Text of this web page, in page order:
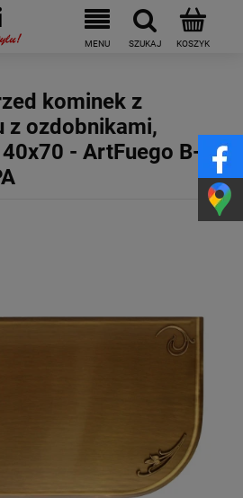
kominek z
z ozdobnikami,
40x70 - ArtFuego B-